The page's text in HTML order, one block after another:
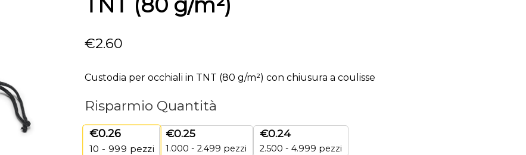
€2.60
Custodia per occhiali in TNT (80 g/m²) con chiusura a coulisse
Risparmio Quantità
€0.26
10 - 999 pezzi
€0.25
1.000 - 2.499 pezzi
€0.24
2.500 - 4.999 pezzi